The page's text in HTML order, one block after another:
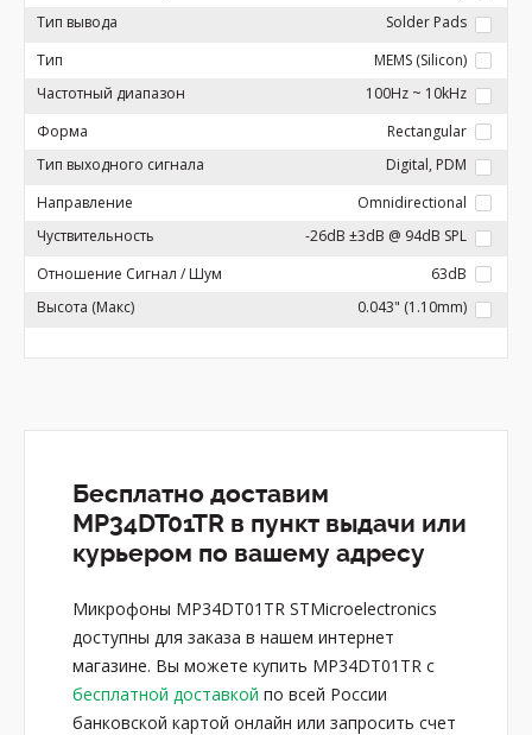
Тип вывода
Solder Pads
Тип
MEMS (Silicon)
Частотный диапазон
100Hz ~ 10kHz
Форма
Rectangular
Тип выходного сигнала
Digital, PDM
Направление
Omnidirectional
Чуствительность
-26dB ±3dB @ 94dB SPL
Отношение Сигнал / Шум
63dB
Высота (Макс)
0.043" (1.10mm)
Бесплатно доставим
MP34DT01TR в пункт выдачи или
курьером по вашему адресу
Микрофоны MP34DT01TR STMicroelectronics
доступны для заказа в нашем интернет
магазине. Вы можете купить MP34DT01TR с
бесплатной доставкой по всей России
банковской картой онлайн или запросить счет